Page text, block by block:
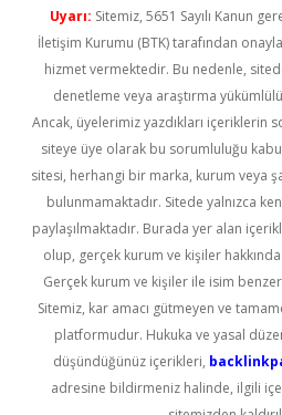
Uyarı: Sitemiz, 5651 Sayılı Kanun
İletişim Kurumu (BTK) tarafından
hizmet vermektedir. Bu nedenle,
denetleme veya araştırma
Ancak, üyelerimiz yazdıkları içeriklerin
siteye üye olarak bu sorumluluğu
sitesi, herhangi bir marka, kurum veya
bulunmamaktadır. Sitede yalnızca
paylaşılmaktadır. Burada yer alan
olup, gerçek kurum ve kişiler
Gerçek kurum ve kişiler ile isim
Sitemiz, kar amacı gütmeyen ve
platformudur. Hukuka ve yasal
düşündüğünüz içerikleri,
adresine bildirmeniz halinde, ilgili